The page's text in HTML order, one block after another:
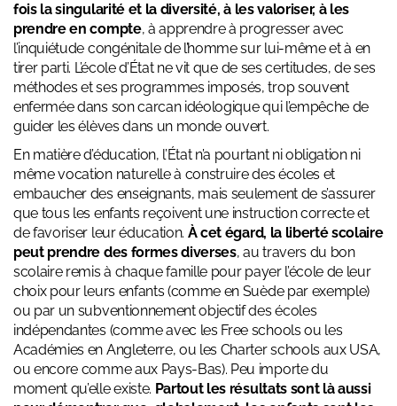
fois la singularité et la diversité, à les valoriser, à les
prendre en compte, à apprendre à progresser avec
l’inquiétude congénitale de l’homme sur lui-même et à en
tirer parti. L’école d’État ne vit que de ses certitudes, de ses
méthodes et ses programmes imposés, trop souvent
enfermée dans son carcan idéologique qui l’empêche de
guider les élèves dans un monde ouvert.
En matière d’éducation, l’État n’a pourtant ni obligation ni
même vocation naturelle à construire des écoles et
embaucher des enseignants, mais seulement de s’assurer
que tous les enfants reçoivent une instruction correcte et
de favoriser leur éducation. À cet égard, la liberté scolaire
peut prendre des formes diverses, au travers du bon
scolaire remis à chaque famille pour payer l’école de leur
choix pour leurs enfants (comme en Suède par exemple)
ou par un subventionnement objectif des écoles
indépendantes (comme avec les Free schools ou les
Académies en Angleterre, ou les Charter schools aux USA,
ou encore comme aux Pays-Bas). Peu importe du
moment qu’elle existe. Partout les résultats sont là aussi